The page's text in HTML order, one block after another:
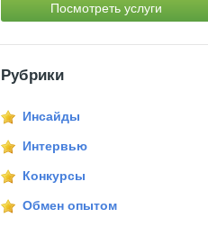
Посмотреть услуги
Рубрики
Инсайды
Интервью
Конкурсы
Обмен опытом